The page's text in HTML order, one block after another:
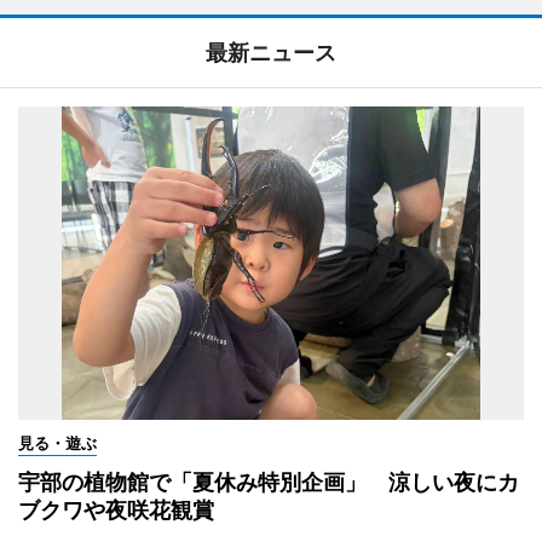
最新ニュース
見る・遊ぶ
宇部の植物館で「夏休み特別企画」 涼しい夜にカ
ブクワや夜咲花観賞